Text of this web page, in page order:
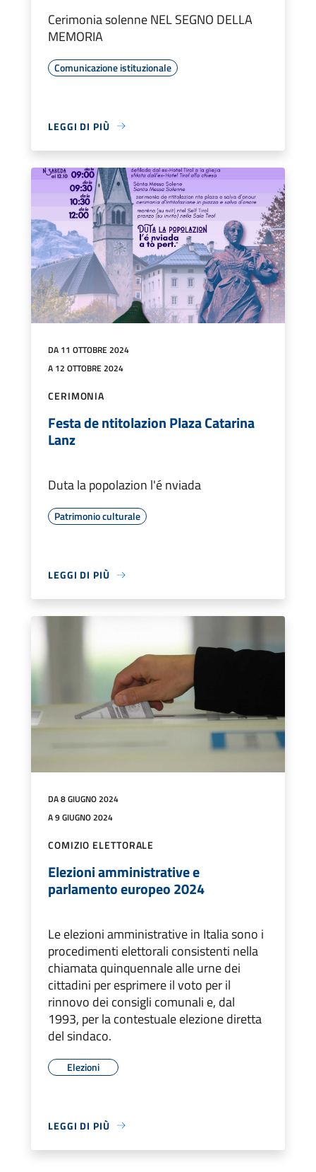
Cerimonia solenne NEL SEGNO DELLA
MEMORIA
Comunicazione istituzionale
LEGGI DI PIÙ
DA 11 OTTOBRE 2024
A 12 OTTOBRE 2024
CERIMONIA
Festa de ntitolazion Plaza Catarina
Lanz
Duta la popolazion l'é nviada
Patrimonio culturale
LEGGI DI PIÙ
DA 8 GIUGNO 2024
A 9 GIUGNO 2024
COMIZIO ELETTORALE
Elezioni amministrative e
parlamento europeo 2024
Le elezioni amministrative in Italia sono i
procedimenti elettorali consistenti nella
chiamata quinquennale alle urne dei
cittadini per esprimere il voto per il
rinnovo dei consigli comunali e, dal
1993, per la contestuale elezione diretta
del sindaco.
Elezioni
LEGGI DI PIÙ